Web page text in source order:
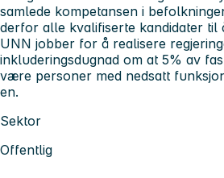
samlede kompetansen i
derfor alle kvalifiserte kandidater til
UNN jobber for å realisere
inkluderingsdugnad om at 5% av
være personer med nedsatt
en.
Sektor
Offentlig